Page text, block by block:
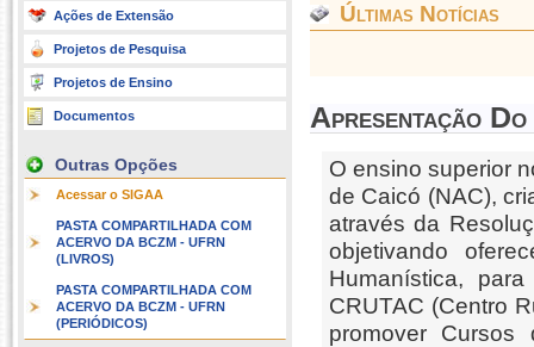
Ações de Extensão
Projetos de Pesquisa
Projetos de Ensino
Documentos
Outras Opções
Acessar o SIGAA
PASTA COMPARTILHADA COM
ACERVO DA BCZM - UFRN
(LIVROS)
PASTA COMPARTILHADA COM
ACERVO DA BCZM - UFRN
(PERIÓDICOS)
Últimas Notícias
Apresentação
O ensino superior
de Caicó (NAC),
através da
objetivando
Humanística,
CRUTAC (Centro
promover Cursos